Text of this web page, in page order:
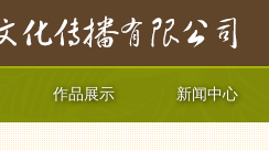
作品展示 新闻中心